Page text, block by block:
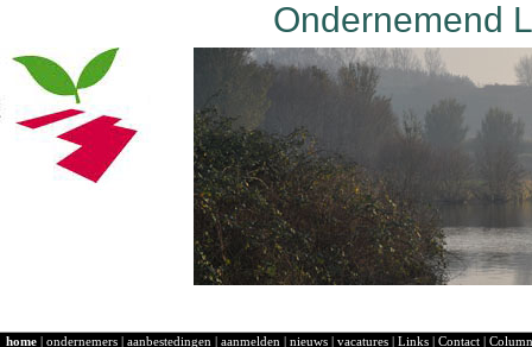
Ondernemend
home ondernemers aanbestedingen aanmelden nieuws vacatures Links Contact Column